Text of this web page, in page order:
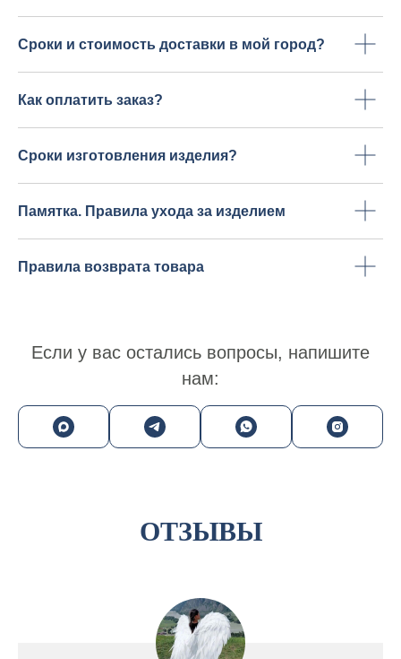
Сроки и стоимость доставки в мой город?
Как оплатить заказ?
Сроки изготовления изделия?
Памятка. Правила ухода за изделием
Правила возврата товара
Если у вас остались вопросы, напишите
нам:
ОТЗЫВЫ